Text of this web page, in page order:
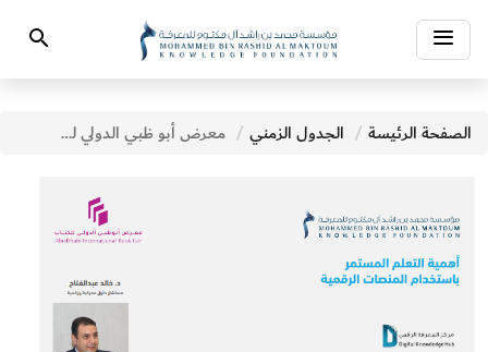
Toggle
navigation
Search
الصفحة الرئيسة الجدول الزمني معرض أبو ظبي الدولي للكتاب - فعاليات اليوم الخامس